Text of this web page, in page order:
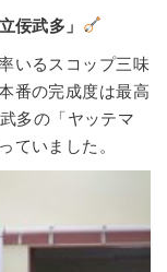
佞武多」
いるスコップ三味
番の完成度は最高
多の「ヤッテマ
ていました。